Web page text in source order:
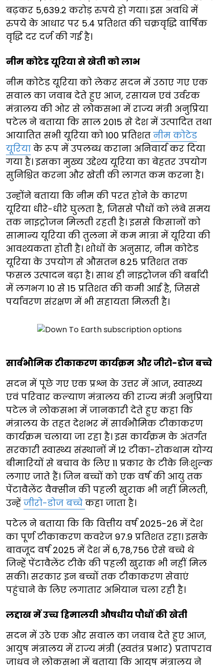
बढ़कर 5,639.2 करोड़ रुपये हो गया। इस अवधि में
रुपये के आधार पर 5.4 प्रतिशत की चक्रवृद्धि वार्षिक
वृद्धि दर दर्ज की गई है।
नीम कोटेड यूरिया से खेती को लाभ
नीम कोटेड यूरिया को लेकर सदन में उठाए गए एक
सवाल का जवाब देते हुए आज, रसायन एवं उर्वरक
मंत्रालय की ओर से लोकसभा में राज्य मंत्री अनुप्रिया
पटेल ने बताया कि साल 2015 से देश में उत्पादित तथा
आयातित सभी यूरिया को 100 प्रतिशत नीम कोटेड
यूरिया के रूप में उपलब्ध कराना अनिवार्य कर दिया
गया है। इसका मुख्य उद्देश्य यूरिया का बेहतर उपयोग
सुनिश्चित करना और खेती की लागत कम करना है।
उन्होंने बताया कि नीम की परत होने के कारण
यूरिया धीरे-धीरे घुलता है, जिससे पौधों को लंबे समय
तक नाइट्रोजन मिलती रहती है। इससे किसानों को
सामान्य यूरिया की तुलना में कम मात्रा में यूरिया की
आवश्यकता होती है। शोधों के अनुसार, नीम कोटेड
यूरिया के उपयोग से औसतन 8.25 प्रतिशत तक
फसल उत्पादन बढ़ा है। साथ ही नाइट्रोजन की बर्बादी
में लगभग 10 से 15 प्रतिशत की कमी आई है, जिससे
पर्यावरण संरक्षण में भी सहायता मिलती है।
सार्वभौमिक टीकाकरण कार्यक्रम और जीरो-डोज बच्चे
सदन में पूछे गए एक प्रश्न के उत्तर में आज, स्वास्थ्य
एवं परिवार कल्याण मंत्रालय की राज्य मंत्री अनुप्रिया
पटेल ने लोकसभा में जानकारी देते हुए कहा कि
मंत्रालय के तहत देशभर में सार्वभौमिक टीकाकरण
कार्यक्रम चलाया जा रहा है। इस कार्यक्रम के अंतर्गत
सरकारी स्वास्थ्य संस्थानों में 12 टीका-रोकथाम योग्य
बीमारियों से बचाव के लिए 11 प्रकार के टीके निःशुल्क
लगाए जाते हैं। जिन बच्चों को एक वर्ष की आयु तक
पेंटावैलेंट वैक्सीन की पहली खुराक भी नहीं मिलती,
उन्हें जीरो-डोज बच्चे कहा जाता है।
पटेल ने बताया कि कि वित्तीय वर्ष 2025-26 में देश
का पूर्ण टीकाकरण कवरेज 97.9 प्रतिशत रहा। इसके
बावजूद वर्ष 2025 में देश में 6,78,756 ऐसे बच्चे थे
जिन्हें पेंटावैलेंट टीके की पहली खुराक भी नहीं मिल
सकी। सरकार इन बच्चों तक टीकाकरण सेवाएं
पहुंचाने के लिए लगातार अभियान चला रही है।
लद्दाख में उच्च हिमालयी औषधीय पौधों की खेती
सदन में उठे एक और सवाल का जवाब देते हुए आज,
आयुष मंत्रालय में राज्य मंत्री (स्वतंत्र प्रभार) प्रतापराव
जाधव ने लोकसभा में बताया कि आयुष मंत्रालय ने